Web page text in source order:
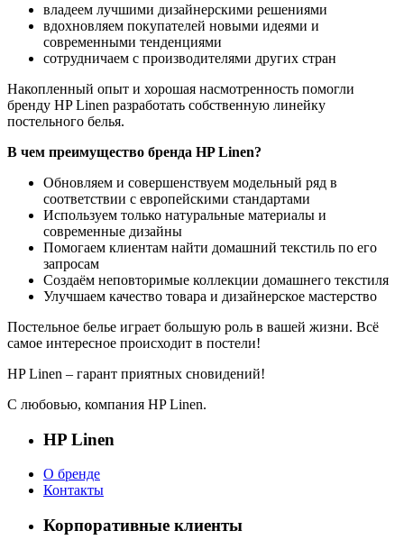
владеем лучшими дизайнерскими решениями
вдохновляем покупателей новыми идеями и
современными тенденциями
сотрудничаем с производителями других стран
Накопленный опыт и хорошая насмотренность помогли
бренду HP Linen разработать собственную линейку
постельного белья.
В чем преимущество бренда HP Linen?
Обновляем и совершенствуем модельный ряд в
соответствии с европейскими стандартами
Используем только натуральные материалы и
современные дизайны
Помогаем клиентам найти домашний текстиль по его
запросам
Создаём неповторимые коллекции домашнего текстиля
Улучшаем качество товара и дизайнерское мастерство
Постельное белье играет большую роль в вашей жизни. Всё
самое интересное происходит в постели!
HP Linen – гарант приятных сновидений!
С любовью, компания HP Linen.
HP Linen
О бренде
Контакты
Корпоративные клиенты